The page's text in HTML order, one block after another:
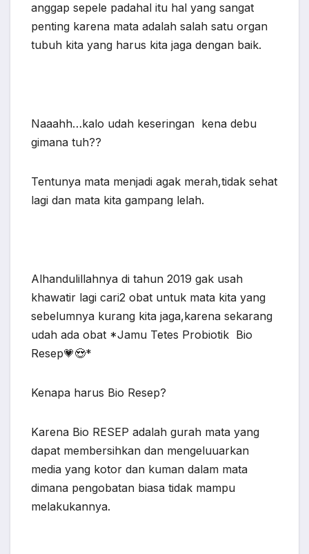
anggap sepele padahal itu hal yang sangat
penting karena mata adalah salah satu organ
tubuh kita yang harus kita jaga dengan baik.
Naaahh…kalo udah keseringan kena debu
gimana tuh??
Tentunya mata menjadi agak merah,tidak sehat
lagi dan mata kita gampang lelah.
Alhandulillahnya di tahun 2019 gak usah
khawatir lagi cari2 obat untuk mata kita yang
sebelumnya kurang kita jaga,karena sekarang
udah ada obat *Jamu Tetes Probiotik Bio
Resep💗😍*
Kenapa harus Bio Resep?
Karena Bio RESEP adalah gurah mata yang
dapat membersihkan dan mengeluuarkan
media yang kotor dan kuman dalam mata
dimana pengobatan biasa tidak mampu
melakukannya.